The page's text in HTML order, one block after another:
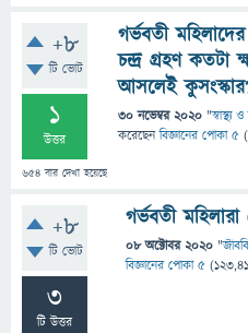
+8
টি ভোট
1
উত্তর
654 বার দেখা হয়েছে
গর্ভবতী
চন্দ্র গ্রহণ কতটা
আসলেই
30 নভেম্বর 2020 "স্বাস্থ্য
করেছেনবিজ্ঞানের পোকা ৫ (
+8
টি ভোট
3
টি উত্তর
গর্ভবতী
08 অক্টোবর 2020 "
বিজ্ঞানের পোকা ৫ (